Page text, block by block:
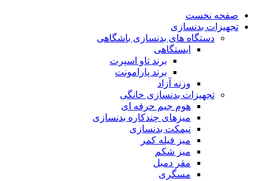
صفحه نخست
تجهیزات بدنسازی
دستگاه های بدنسازی باشگاهی
ایستگاهی
برند تاو اسپرت
برند پارامونت
وزنه آزاد
تجهیزات بدنسازی خانگی
هوم جیم حرفه ای
میزهای چندکاره بدنسازی
نیمکت بدنسازی
میز فیله کمر
میز شکم
مقر دمبل
مسگری